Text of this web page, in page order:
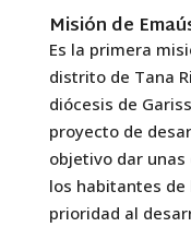
Misión de
Es la primera
distrito de Tana
diócesis de
proyecto de
objetivo dar unas
los habitantes de
prioridad al